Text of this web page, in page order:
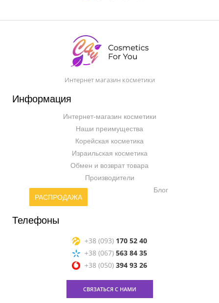
Интернет магазин косметики
Информация
Интернет-магазин косметики
Наши преимущества
Корейская косметика
Израильская косметика
Обмен и возврат товара
Производители
РАСПРОДАЖА
Блог
Телефоны
+38 (093) 170 52 40
+38 (067) 563 84 35
+38 (050) 394 93 26
СВЯЗАТЬСЯ С НАМИ